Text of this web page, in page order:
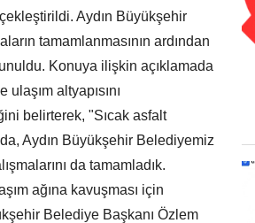
Aydın Büyükşehir
tamamlanmasının ardından
Konuya ilişkin açıklamada
altyapısını
belirterek, "Sıcak asfalt
Aydın Büyükşehir Belediyemiz
da tamamladık.
ağına kavuşması için
Belediye Başkanı Özlem